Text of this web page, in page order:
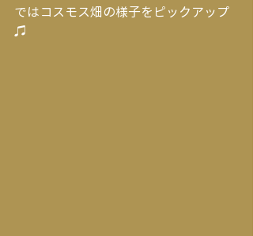
ではコスモス畑の様子をピックアップ
♫